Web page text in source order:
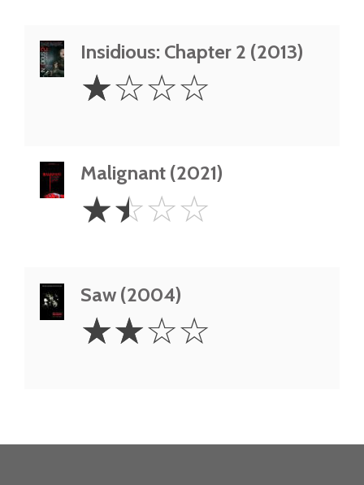
Insidious: Chapter 2 (2013)
Star
☆☆☆☆
Malignant (2021)
1.5
Stars
☆☆☆☆
Saw (2004)
Stars
☆☆☆☆